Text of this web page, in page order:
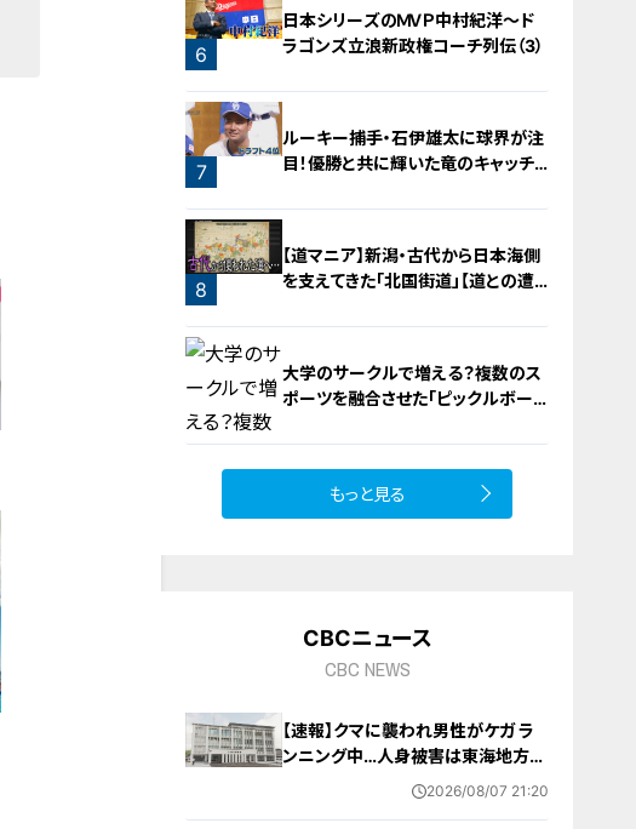
6
日本シリーズのＭＶＰ中村紀洋～ド
ラゴンズ立浪新政権コーチ列伝（3）
7
ルーキー捕手・石伊雄太に球界が注
目！優勝と共に輝いた竜のキャッチャ
8
【道マニア】新潟・古代から日本海側
を支えてきた「北国街道」【道との遭
大学のサークルで増える？複数のス
ポーツを融合させた「ピックルボー
もっと見る
CBCニュース
CBC NEWS
【速報】クマに襲われ男性がケガ ラ
ンニング中…人身被害は東海地方で
今シーズン初めて 岐阜県高山市
2026/08/07 21:20